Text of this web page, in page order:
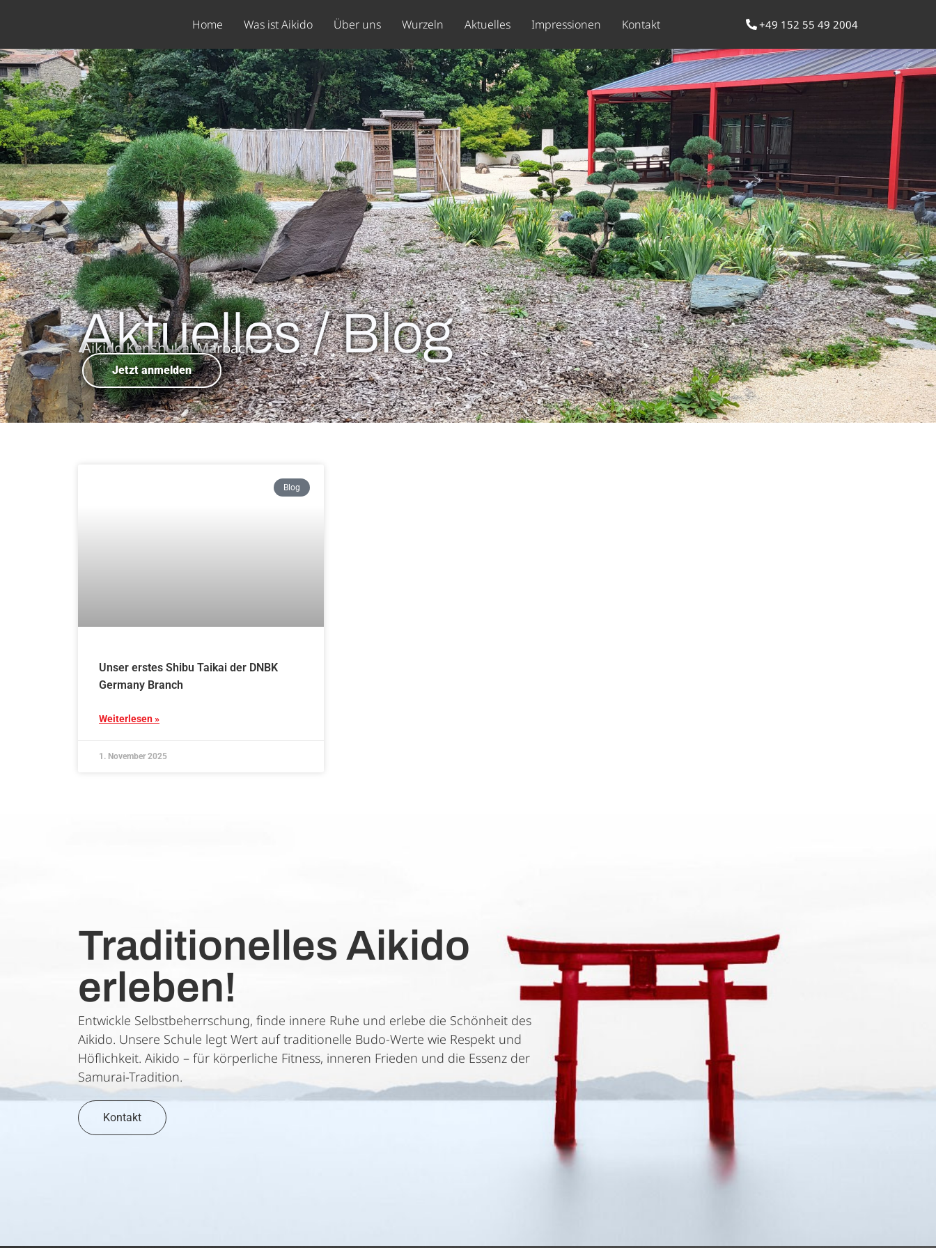
Home Was ist Aikido Über uns Wurzeln Aktuelles Impressionen Kontakt +49 152 55 49 2004
Aktuelles / Blog
Aikido Kenshukai Marbach
Jetzt anmelden
Blog
Unser erstes Shibu Taikai der DNBK
Germany Branch
Weiterlesen »
1. November 2025
Traditionelles Aikido
erleben!
Entwickle Selbstbeherrschung, finde innere Ruhe und erlebe die Schönheit des
Aikido. Unsere Schule legt Wert auf traditionelle Budo-Werte wie Respekt und
Höflichkeit. Aikido – für körperliche Fitness, inneren Frieden und die Essenz der
Samurai-Tradition.
Kontakt